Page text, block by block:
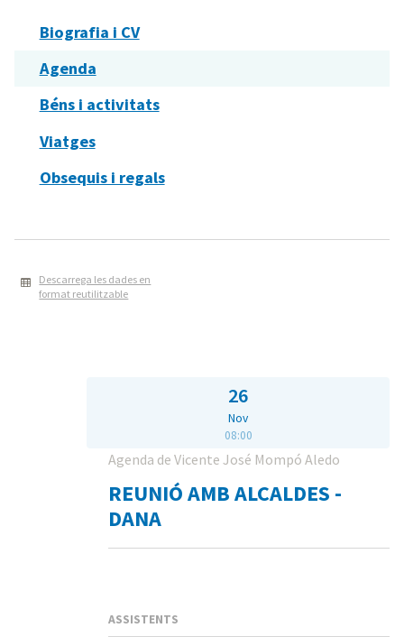
Biografia i CV
Agenda
Béns i activitats
Viatges
Obsequis i regals
Descarrega les dades en
format reutilitzable
26
Nov
08:00
Agenda de Vicente José Mompó Aledo
REUNIÓ AMB ALCALDES -
DANA
ASSISTENTS